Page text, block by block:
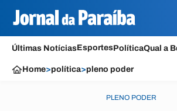
Últimas NotíciasEsportesPolíticaQual a
Home>política>pleno poder
PLENO PODER